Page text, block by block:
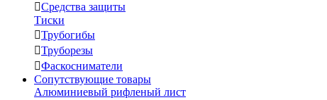
Средства защиты
Тиски
Трубогибы
Труборезы
Фаскосниматели
Сопутствующие товары
Алюминиевый рифленый лист